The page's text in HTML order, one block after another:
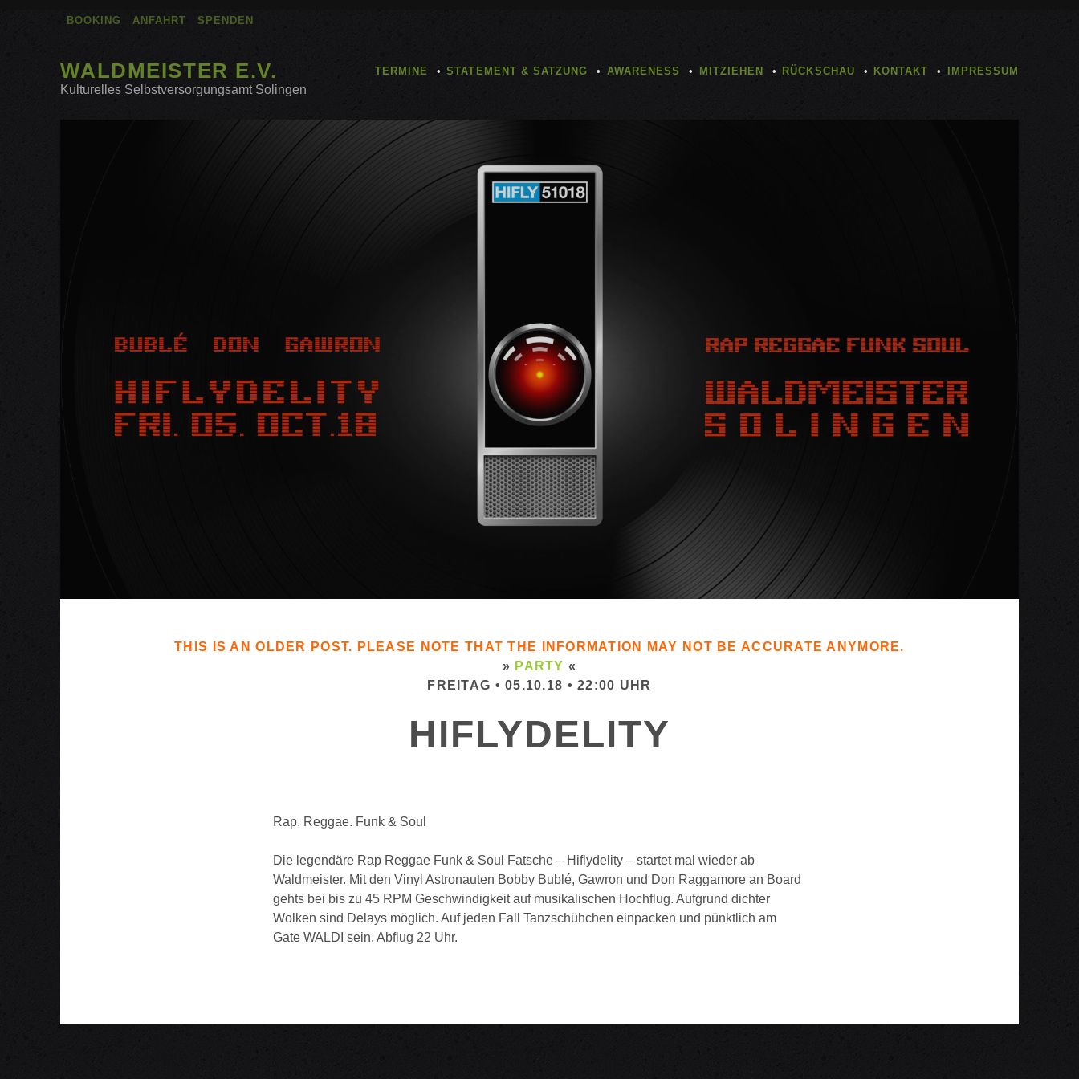
BOOKING ANFAHRT SPENDEN
WALDMEISTER E.V.
Kulturelles Selbstversorgungsamt Solingen
TERMINE STATEMENT & SATZUNG AWARENESS MITZIEHEN RÜCKSCHAU KONTAKT IMPRESSUM
THIS IS AN OLDER POST. PLEASE NOTE THAT THE INFORMATION MAY NOT BE ACCURATE ANYMORE.
» PARTY «
FREITAG • 05.10.18 • 22:00 UHR
HIFLYDELITY
Rap. Reggae. Funk & Soul
Die legendäre Rap Reggae Funk & Soul Fatsche – Hiflydelity – startet mal wieder ab
Waldmeister. Mit den Vinyl Astronauten Bobby Bublé, Gawron und Don Raggamore an Board
gehts bei bis zu 45 RPM Geschwindigkeit auf musikalischen Hochflug. Aufgrund dichter
Wolken sind Delays möglich. Auf jeden Fall Tanzschühchen einpacken und pünktlich am
Gate WALDI sein. Abflug 22 Uhr.